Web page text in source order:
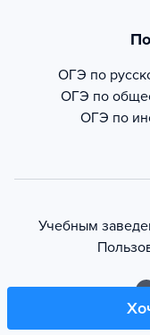
ОГЭ по
ОГЭ по
ОГЭ по
Учебным